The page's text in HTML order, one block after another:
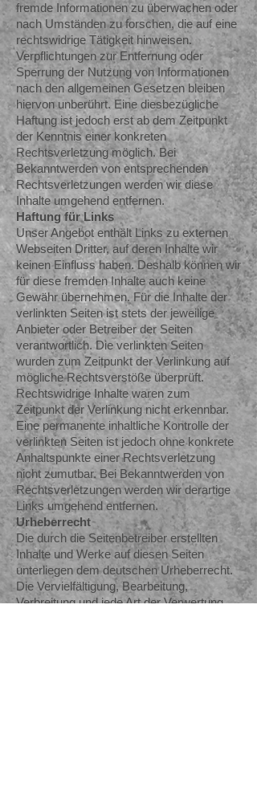
fremde Informationen zu überwachen oder
nach Umständen zu forschen, die auf eine
rechtswidrige Tätigkeit hinweisen.
Verpflichtungen zur Entfernung oder
Sperrung der Nutzung von Informationen
nach den allgemeinen Gesetzen bleiben
hiervon unberührt. Eine diesbezügliche
Haftung ist jedoch erst ab dem Zeitpunkt
der Kenntnis einer konkreten
Rechtsverletzung möglich. Bei
Bekanntwerden von entsprechenden
Rechtsverletzungen werden wir diese
Inhalte umgehend entfernen.
Haftung für Links
Unser Angebot enthält Links zu externen
Webseiten Dritter, auf deren Inhalte wir
keinen Einfluss haben. Deshalb können wir
für diese fremden Inhalte auch keine
Gewähr übernehmen. Für die Inhalte der
verlinkten Seiten ist stets der jeweilige
Anbieter oder Betreiber der Seiten
verantwortlich. Die verlinkten Seiten
wurden zum Zeitpunkt der Verlinkung auf
mögliche Rechtsverstöße überprüft.
Rechtswidrige Inhalte waren zum
Zeitpunkt der Verlinkung nicht erkennbar.
Eine permanente inhaltliche Kontrolle der
verlinkten Seiten ist jedoch ohne konkrete
Anhaltspunkte einer Rechtsverletzung
nicht zumutbar. Bei Bekanntwerden von
Rechtsverletzungen werden wir derartige
Links umgehend entfernen.
Urheberrecht
Die durch die Seitenbetreiber erstellten
Inhalte und Werke auf diesen Seiten
unterliegen dem deutschen Urheberrecht.
Die Vervielfältigung, Bearbeitung,
Verbreitung und jede Art der Verwertung